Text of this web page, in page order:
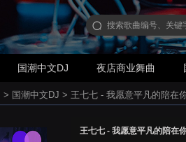
国潮中文DJ 夜店商业舞曲
> 国潮中文DJ > 王七七 - 我愿意平凡的陪在
王七七 - 我愿意平凡的陪在